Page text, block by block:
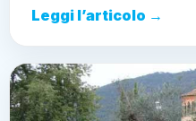
Leggi l’articolo →